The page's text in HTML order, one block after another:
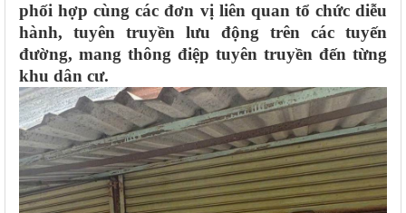
phối hợp cùng các đơn vị liên quan tổ chức diễu
hành, tuyên truyền lưu động trên các tuyến
đường, mang thông điệp tuyên truyền đến từng
khu dân cư.